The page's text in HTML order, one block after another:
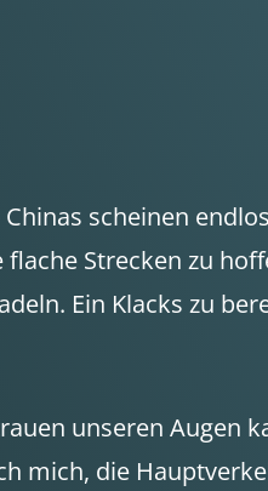
scheinen
Strecken zu
Ein Klacks zu
unseren Augen
mich, die